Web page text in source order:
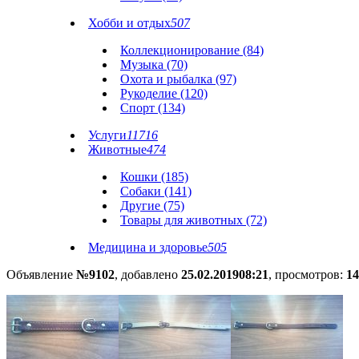
Хобби и отдых507
Коллекционирование (84)
Музыка (70)
Охота и рыбалка (97)
Рукоделие (120)
Спорт (134)
Услуги11716
Животные474
Кошки (185)
Собаки (141)
Другие (75)
Товары для животных (72)
Медицина и здоровье505
Объявление №9102, добавлено 25.02.201908:21, просмотров: